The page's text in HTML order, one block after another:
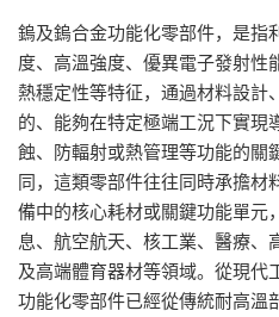
鎢及鎢合金功能化零部件，是指
度、高溫強度、優異電子發射性
熱穩定性等特征，通過材料設計
的、能夠在特定極端工況下實現
蝕、防輻射或熱管理等功能的關
同，這類零部件往往同時承擔材
備中的核心耗材或關鍵功能單元
息、航空航天、核工業、醫療、
及高端體育器材等領域。從現代
功能化零部件已經從傳統耐高溫